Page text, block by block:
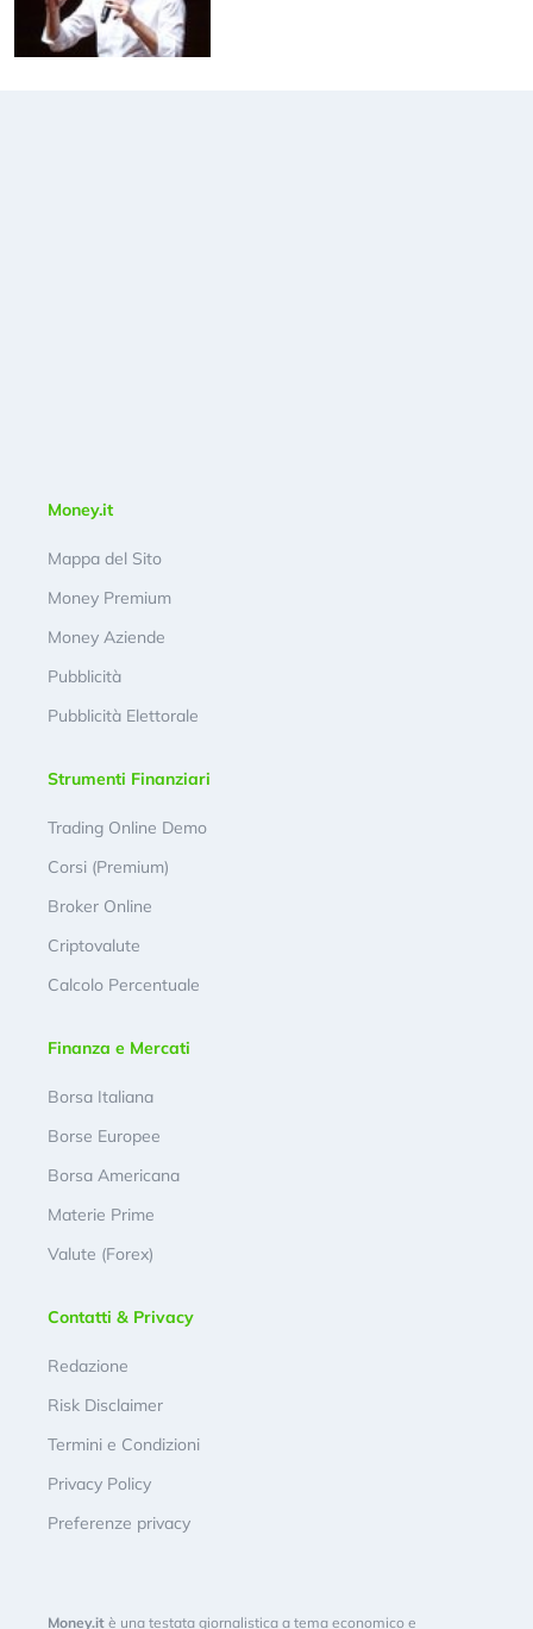
Money.it
Mappa del Sito
Money Premium
Money Aziende
Pubblicità
Pubblicità Elettorale
Strumenti Finanziari
Trading Online Demo
Corsi (Premium)
Broker Online
Criptovalute
Calcolo Percentuale
Finanza e Mercati
Borsa Italiana
Borse Europee
Borsa Americana
Materie Prime
Valute (Forex)
Contatti & Privacy
Redazione
Risk Disclaimer
Termini e Condizioni
Privacy Policy
Preferenze privacy
Money.it è una testata giornalistica a tema economico e